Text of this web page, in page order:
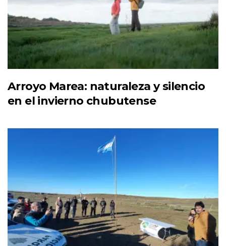
Arroyo Marea: naturaleza y silencio
en el invierno chubutense